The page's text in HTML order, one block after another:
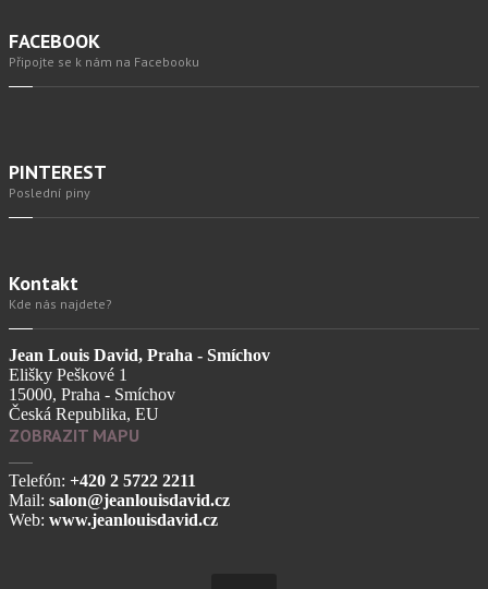
FACEBOOK
Připojte se k nám na Facebooku
PINTEREST
Poslední piny
Kontakt
Kde nás najdete?
Jean Louis David, Praha - Smíchov
Elišky Peškové 1
15000, Praha - Smíchov
Česká Republika, EU
ZOBRAZIT MAPU
Telefón: +420 2 5722 2211
Mail: salon@jeanlouisdavid.cz
Web: www.jeanlouisdavid.cz